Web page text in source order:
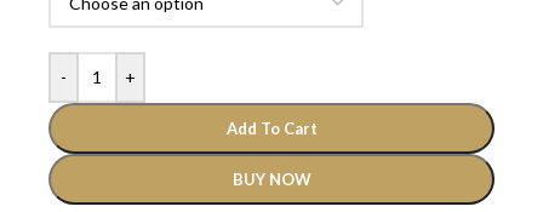
- +
Add To Cart
BUY NOW